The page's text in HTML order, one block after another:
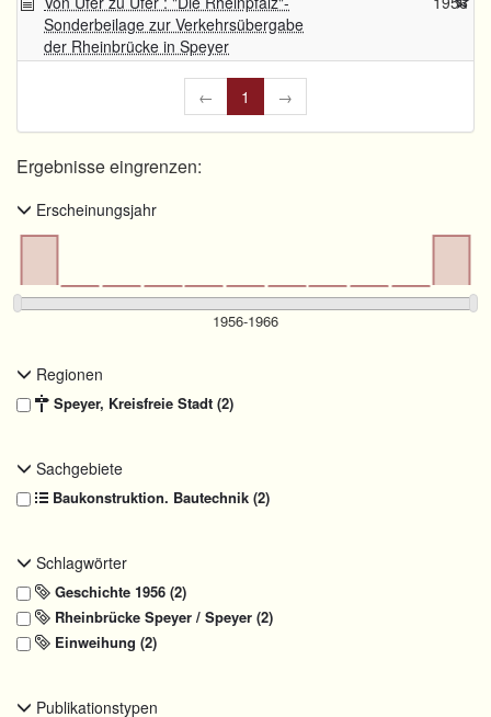
Sonderbeilage zur Verkehrsübergabe
der Rheinbrücke in Speyer
← 1 →
Ergebnisse eingrenzen:
Erscheinungsjahr
Regionen
Speyer, Kreisfreie Stadt (2)
Sachgebiete
Baukonstruktion. Bautechnik (2)
Schlagwörter
Geschichte 1956 (2)
Rheinbrücke Speyer / Speyer (2)
Einweihung (2)
Publikationstypen